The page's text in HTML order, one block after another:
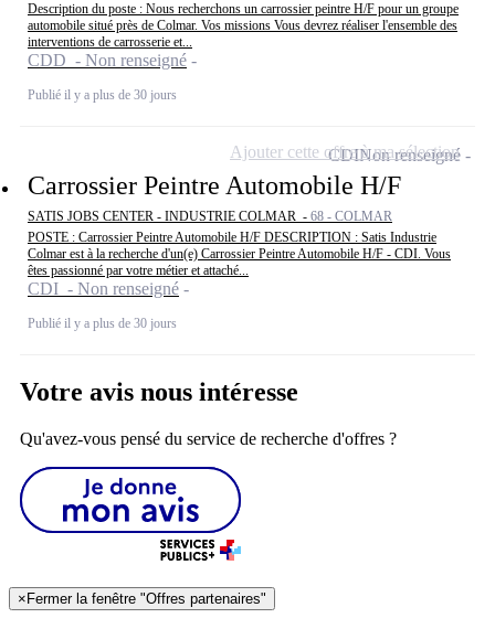
Description du poste : Nous recherchons un carrossier peintre H/F pour un groupe
automobile situé près de Colmar. Vos missions Vous devrez réaliser l'ensemble des
interventions de carrosserie et...
CDD - Non renseigné
Publié il y a plus de 30 jours
Carrossier Peintre Automobile H/F
SATIS JOBS CENTER - INDUSTRIE COLMAR - 68 - COLMAR
POSTE : Carrossier Peintre Automobile H/F DESCRIPTION : Satis Industrie
Colmar est à la recherche d'un(e) Carrossier Peintre Automobile H/F - CDI. Vous
êtes passionné par votre métier et attaché...
CDI - Non renseigné
Publié il y a plus de 30 jours
CDINon renseigné
Ajouter cette offre à ma sélection
Votre avis nous intéresse
Qu'avez-vous pensé du service de recherche d'offres ?
× Fermer la fenêtre "Offres partenaires"